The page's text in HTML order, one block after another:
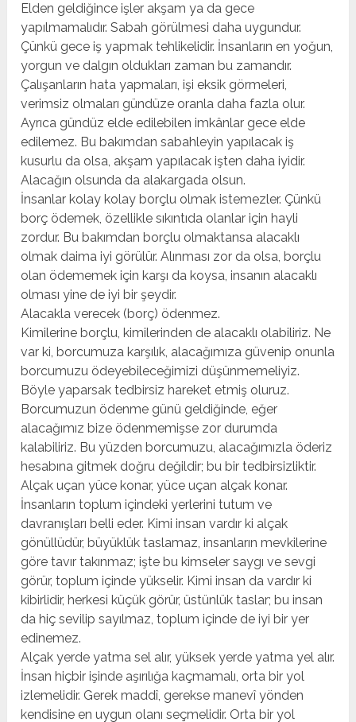
Elden geldiğince işler akşam ya da gece
yapılmamalıdır. Sabah görülmesi daha uygundur.
Çünkü gece iş yapmak tehlikelidir. İnsanların en yoğun,
yorgun ve dalgın oldukları zaman bu zamandır.
Çalışanların hata yapmaları, işi eksik görmeleri,
verimsiz olmaları gündüze oranla daha fazla olur.
Ayrıca gündüz elde edilebilen imkânlar gece elde
edilemez. Bu bakımdan sabahleyin yapılacak iş
kusurlu da olsa, akşam yapılacak işten daha iyidir.
Alacağın olsunda da alakargada olsun.
İnsanlar kolay kolay borçlu olmak istemezler. Çünkü
borç ödemek, özellikle sıkıntıda olanlar için hayli
zordur. Bu bakımdan borçlu olmaktansa alacaklı
olmak daima iyi görülür. Alınması zor da olsa, borçlu
olan ödememek için karşı da koysa, insanın alacaklı
olması yine de iyi bir şeydir.
Alacakla verecek (borç) ödenmez.
Kimilerine borçlu, kimilerinden de alacaklı olabiliriz. Ne
var ki, borcumuza karşılık, alacağımıza güvenip onunla
borcumuzu ödeyebileceğimizi düşünmemeliyiz.
Böyle yaparsak tedbirsiz hareket etmiş oluruz.
Borcumuzun ödenme günü geldiğinde, eğer
alacağımız bize ödenmemişse zor durumda
kalabiliriz. Bu yüzden borcumuzu, alacağımızla öderiz
hesabına gitmek doğru değildir; bu bir tedbirsizliktir.
Alçak uçan yüce konar, yüce uçan alçak konar.
İnsanların toplum içindeki yerlerini tutum ve
davranışları belli eder. Kimi insan vardır ki alçak
gönüllüdür, büyüklük taslamaz, insanların mevkilerine
göre tavır takınmaz; işte bu kimseler saygı ve sevgi
görür, toplum içinde yükselir. Kimi insan da vardır ki
kibirlidir, herkesi küçük görür, üstünlük taslar; bu insan
da hiç sevilip sayılmaz, toplum içinde de iyi bir yer
edinemez.
Alçak yerde yatma sel alır, yüksek yerde yatma yel alır.
İnsan hiçbir işinde aşırılığa kaçmamalı, orta bir yol
izlemelidir. Gerek maddî, gerekse manevî yönden
kendisine en uygun olanı seçmelidir. Orta bir yol